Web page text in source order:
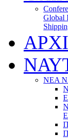
Global
ΝΕΑ